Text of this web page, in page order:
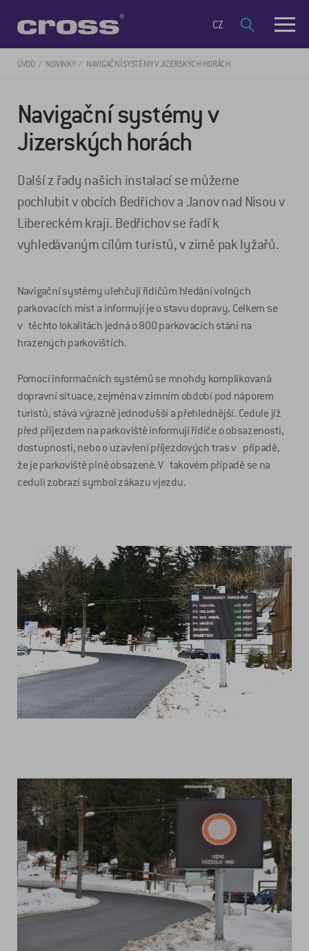
CZ
ÚVOD NOVINKY NAVIGAČNÍ SYSTÉMY V JIZERSKÝCH HORÁCH
Navigační systémy v
Jizerských horách
Další z řady našich instalací se můžeme
pochlubit v obcích Bedřichov a Janov nad Nisou v
Libereckém kraji. Bedřichov se řadí k
vyhledávaným cílům turistů, v zimě pak lyžařů.
Navigační systémy ulehčují řidičům hledání volných
parkovacích míst a informují je o stavu dopravy. Celkem se
v těchto lokalitách jedná o 800 parkovacích stání na
hrazených parkovištích.
Pomocí informačních systémů se mnohdy komplikovaná
dopravní situace, zejména v zimním období pod náporem
turistů, stává výrazně jednodušší a přehlednější. Cedule již
před příjezdem na parkoviště informují řidiče o obsazenosti,
dostupnosti, nebo o uzavření příjezdových tras v případě,
že je parkoviště plně obsazené. V takovém případě se na
ceduli zobrazí symbol zákazu vjezdu.